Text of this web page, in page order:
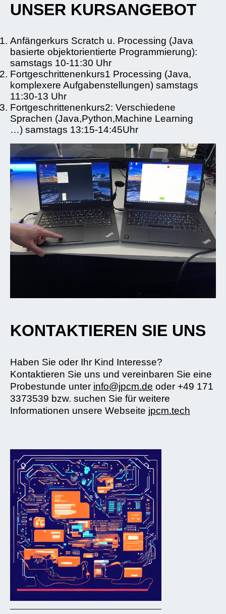
UNSER KURSANGEBOT
Anfängerkurs Scratch u. Processing (Java
basierte objektorientierte Programmierung):
samstags 10-11:30 Uhr
Fortgeschrittenenkurs1 Processing (Java,
komplexere Aufgabenstellungen) samstags
11:30-13 Uhr
Fortgeschrittenenkurs2: Verschiedene
Sprachen (Java,Python,Machine Learning
…) samstags 13:15-14:45Uhr
KONTAKTIEREN SIE UNS
Haben Sie oder Ihr Kind Interesse?
Kontaktieren Sie uns und vereinbaren Sie eine
Probestunde unter info@jpcm.de oder +49 171
3373539 bzw. suchen Sie für weitere
Informationen unsere Webseite jpcm.tech